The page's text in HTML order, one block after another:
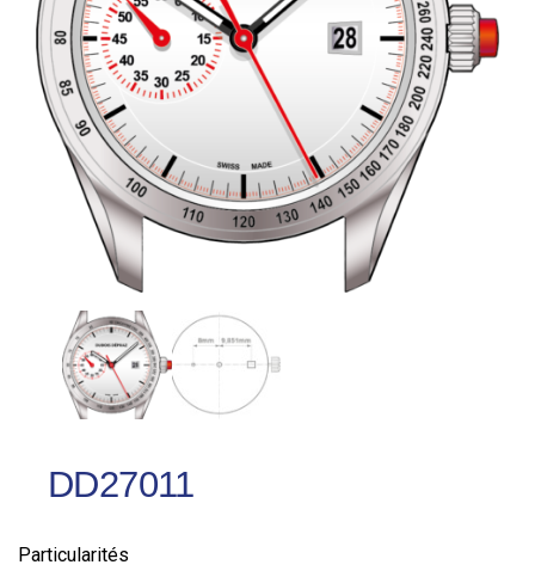
DD27011
Particularités